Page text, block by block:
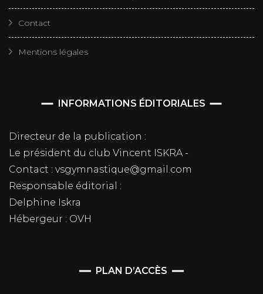
Contact
Mentions légales
INFORMATIONS ÉDITORIALES
Directeur de la publication :
Le président du club Vincent ISKRA -
Contact : vsgymnastique@gmail.com
Responsable éditorial :
Delphine Iskra
Hébergeur : OVH
PLAN D’ACCÈS